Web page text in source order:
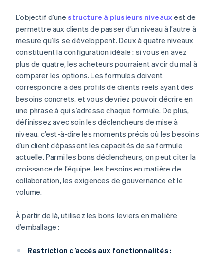
L’objectif d’unestructure à plusieurs niveauxest de
permettre aux clients de passer d’un niveau à l’autre à
mesure qu’ils se développent. Deux à quatre niveaux
constituent la configuration idéale : si vous en avez
plus de quatre, les acheteurs pourraient avoir du mal à
comparer les options. Les formules doivent
correspondre à des profils de clients réels ayant des
besoins concrets, et vous devriez pouvoir décrire en
une phrase à qui s’adresse chaque formule. De plus,
définissez avec soin les déclencheurs de mise à
niveau, c’est-à-dire les moments précis où les besoins
d’un client dépassent les capacités de sa formule
actuelle. Parmi les bons déclencheurs, on peut citer la
croissance de l’équipe, les besoins en matière de
collaboration, les exigences de gouvernance et le
volume.
À partir de là, utilisez les bons leviers en matière
d’emballage :
Restriction d’accès aux fonctionnalités :